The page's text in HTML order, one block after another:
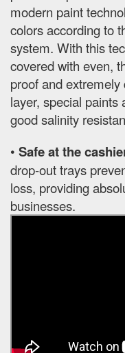
modern paint
colors according to
system. With this
covered with even,
proof and
layer, special paints
good salinity
• Safe at the
drop-out trays
loss, providing
businesses.